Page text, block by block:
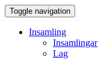
Toggle navigation
Insamling
Insamlingar
Lag